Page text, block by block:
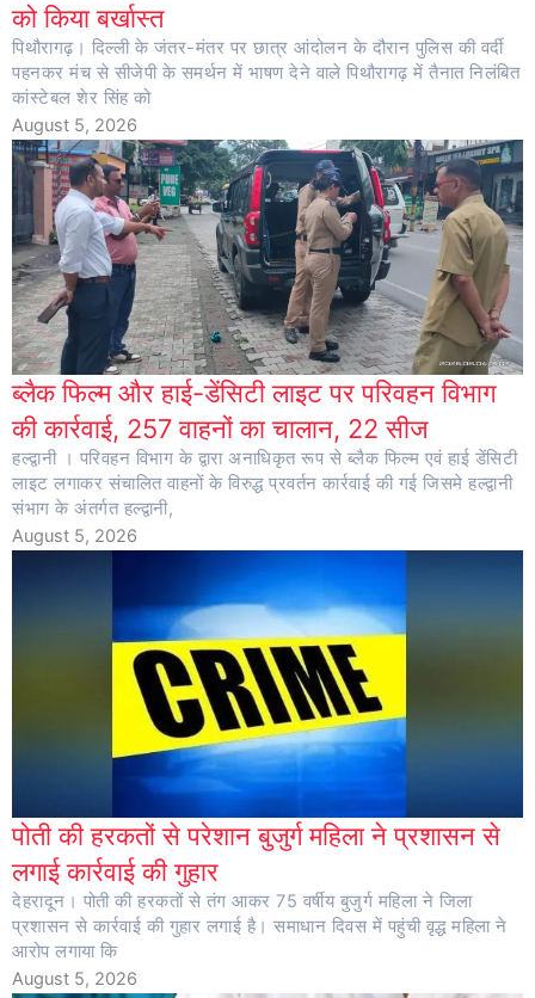
को किया बर्खास्त
पिथौरागढ़। दिल्ली के जंतर-मंतर पर छात्र आंदोलन के दौरान पुलिस की वर्दी
पहनकर मंच से सीजेपी के समर्थन में भाषण देने वाले पिथौरागढ़ में तैनात निलंबित
कांस्टेबल शेर सिंह को
August 5, 2026
ब्लैक फिल्म और हाई-डेंसिटी लाइट पर परिवहन विभाग
की कार्रवाई, 257 वाहनों का चालान, 22 सीज
हल्द्वानी । परिवहन विभाग के द्वारा अनाधिकृत रूप से ब्लैक फिल्म एवं हाई डेंसिटी
लाइट लगाकर संचालित वाहनों के विरुद्ध प्रवर्तन कार्रवाई की गई जिसमे हल्द्वानी
संभाग के अंतर्गत हल्द्वानी,
August 5, 2026
पोती की हरकतों से परेशान बुजुर्ग महिला ने प्रशासन से
लगाई कार्रवाई की गुहार
देहरादून। पोती की हरकतों से तंग आकर 75 वर्षीय बुजुर्ग महिला ने जिला
प्रशासन से कार्रवाई की गुहार लगाई है। समाधान दिवस में पहुंची वृद्ध महिला ने
आरोप लगाया कि
August 5, 2026